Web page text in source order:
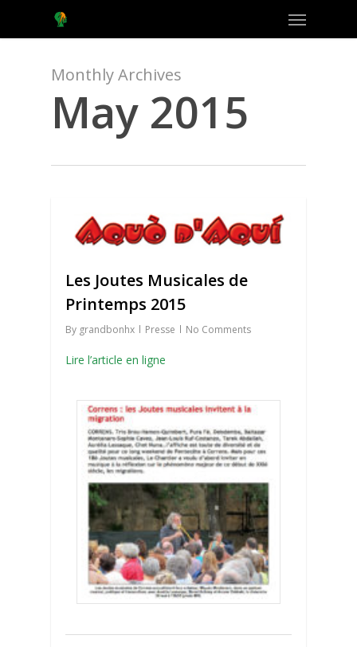
Menu
Monthly Archives
May 2015
Les Joutes Musicales de
Printemps 2015
By grandbonhx Presse No Comments
Lire l’article en ligne
0